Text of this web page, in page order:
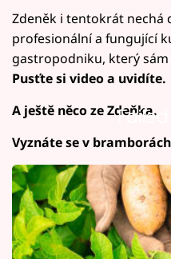
Zdeněk i tentokrát nechá
profesionální a fungující
gastropodniku, který sám
Pusťte si video a uvidíte.
Failed
A ještě něco ze Zdeňka.
Vyznáte se v